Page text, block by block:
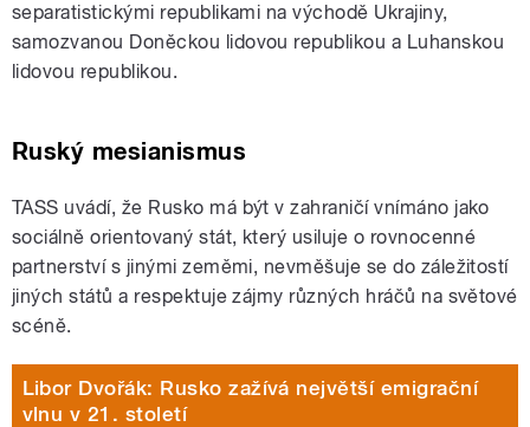
separatistickými republikami na východě Ukrajiny,
samozvanou Doněckou lidovou republikou a Luhanskou
lidovou republikou.
Ruský mesianismus
TASS uvádí, že Rusko má být v zahraničí vnímáno jako
sociálně orientovaný stát, který usiluje o rovnocenné
partnerství s jinými zeměmi, nevměšuje se do záležitostí
jiných států a respektuje zájmy různých hráčů na světové
scéně.
Libor Dvořák: Rusko zažívá největší emigrační
vlnu v 21. století